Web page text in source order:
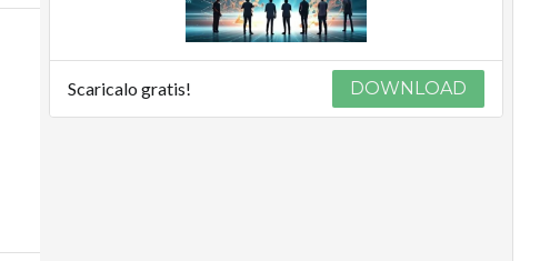
Scaricalo gratis! DOWNLOAD